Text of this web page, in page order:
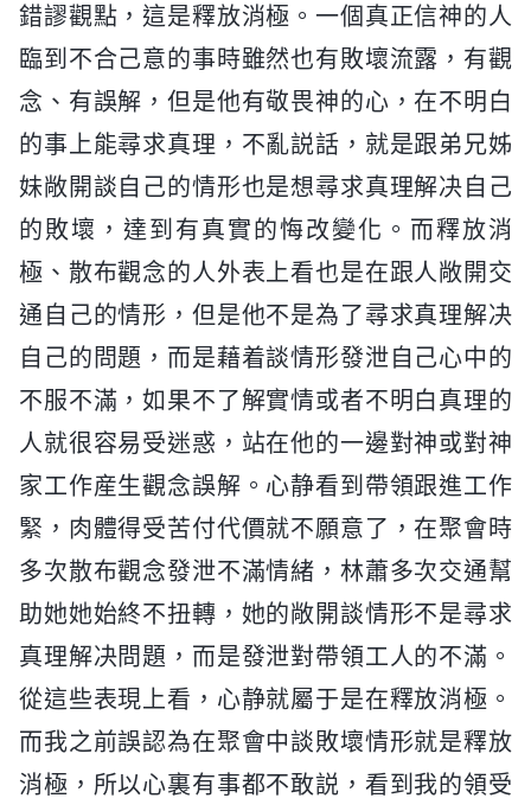
錯謬觀點，這是釋放消極。一個真正信神的人
臨到不合己意的事時雖然也有敗壞流露，有觀
念、有誤解，但是他有敬畏神的心，在不明白
的事上能尋求真理，不亂説話，就是跟弟兄姊
妹敞開談自己的情形也是想尋求真理解决自己
的敗壞，達到有真實的悔改變化。而釋放消
極、散布觀念的人外表上看也是在跟人敞開交
通自己的情形，但是他不是為了尋求真理解决
自己的問題，而是藉着談情形發泄自己心中的
不服不滿，如果不了解實情或者不明白真理的
人就很容易受迷惑，站在他的一邊對神或對神
家工作産生觀念誤解。心静看到帶領跟進工作
緊，肉體得受苦付代價就不願意了，在聚會時
多次散布觀念發泄不滿情緒，林蕭多次交通幫
助她她始終不扭轉，她的敞開談情形不是尋求
真理解决問題，而是發泄對帶領工人的不滿。
從這些表現上看，心静就屬于是在釋放消極。
而我之前誤認為在聚會中談敗壞情形就是釋放
消極，所以心裏有事都不敢説，看到我的領受